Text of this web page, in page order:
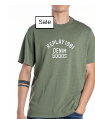
Sale